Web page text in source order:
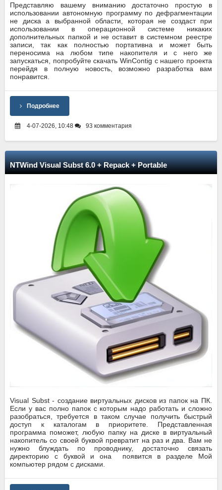
Представляю вашему вниманию достаточно простую в
использовании автономную программу по дефрагментации
не диска а выбранной области, которая не создаст при
использовании в операционной системе никаких
дополнительных папкой и не оставит в системном реестре
записи, так как полностью портативна и может быть
переносима на любом типе накопителя и с него же
запускаться, попробуйте скачать WinContig с нашего проекта
перейдя в полную новость, возможно разработка вам
понравится.
Подробнее
4-07-2026, 10:48 93 комментария
NTWind Visual Subst 6.0 + Repack + Portable
Visual Subst - создание виртуальных дисков из папок на ПК.
Если у вас полно папок с которым надо работать и сложно
разобраться, требуется в таком случае получить быстрый
доступ к каталогам в приоритете. Представленная
программа поможет, любую папку на диске в виртуальный
накопитель со своей буквой превратит на раз и два. Вам не
нужно блуждать по проводнику, достаточно связать
директорию с буквой и она появится в разделе Мой
компьютер рядом с дисками.